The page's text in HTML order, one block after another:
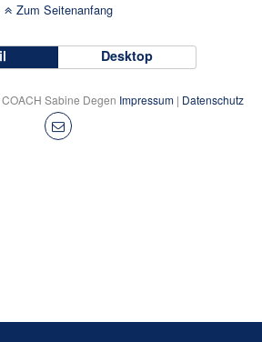
Zum Seitenanfang
Desktop
Sabine Degen Impressum | Datenschutz